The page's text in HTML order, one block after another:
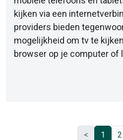
kijken via een
providers bieden
mogelijkheid om tv te
browser op je computer of
< 1 2